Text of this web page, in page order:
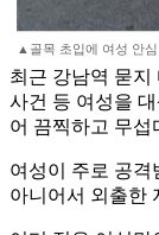
▲골목 초입에 여성 안
최근 강남역 묻지
사건 등 여성을
어 끔찍하고 무섭
여성이 주로 공격
아니어서 외출한